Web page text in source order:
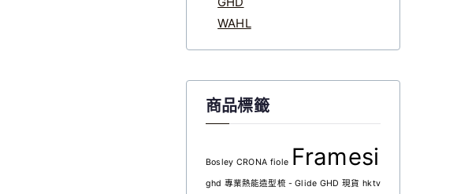
WAHL
商品標籤
Bosley CRONA fiole Framesi
ghd 專業熱能造型梳 - Glide GHD 現貨 hktv